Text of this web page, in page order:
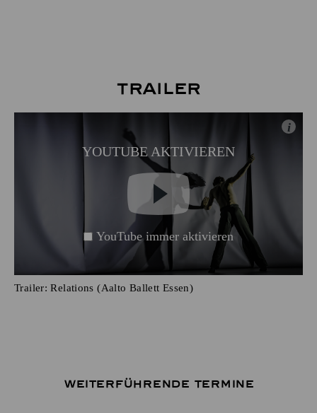
Trailer
YOUTUBE AKTIVIEREN
i
YouTube immer aktivieren
Trailer: Relations (Aalto Ballett Essen)
Weiterführende Termine